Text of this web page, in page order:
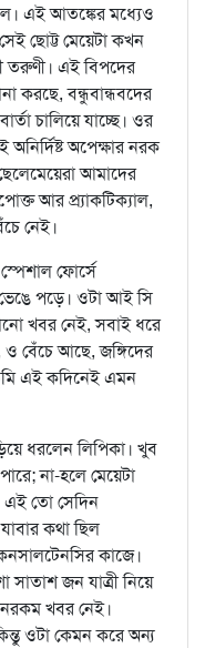
এই আতঙ্কের মধ্যেও
ছোট্ট মেয়েটা কখন
তরুণী। এই বিপদের
করছে, বন্ধুবান্ধবদের
চালিয়ে যাচ্ছে। ওর
অপেক্ষার নরক
আমাদের
আর প্র্যাকটিক্যাল,
নেই।
ফোর্সে
ভেঙে পড়ে। ওটা আই সি
খবর নেই, সবাই ধরে
ও বেঁচে আছে, জঙ্গিদের
এই কদিনেই এমন
ধরলেন লিপিকা। খুব
না-হলে মেয়েটা
এই তো সেদিন
কথা ছিল
কাজে।
সাতাশ জন যাত্রী নিয়ে
খবর নেই।
ওটা কেমন করে অন্য